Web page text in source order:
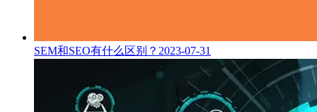
SEM和SEO有什么区别？ 2023-07-31